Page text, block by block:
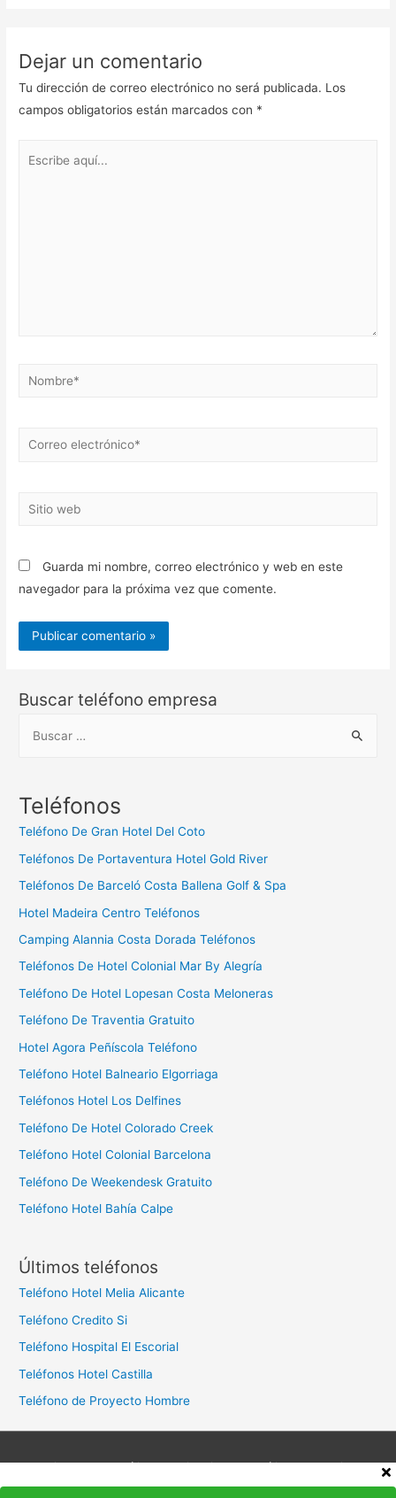
Dejar un comentario
Tu dirección de correo electrónico no será publicada. Los
campos obligatorios están marcados con *
Nombre*
Correo
Sitio
Guarda mi nombre, correo electrónico y web en este
navegador para la próxima vez que comente.
Buscar teléfono empresa
c
:
Teléfonos
Teléfono De Gran Hotel Del Coto
Teléfonos De Portaventura Hotel Gold River
Teléfonos De Barceló Costa Ballena Golf & Spa
Hotel Madeira Centro Teléfonos
Camping Alannia Costa Dorada Teléfonos
Teléfonos De Hotel Colonial Mar By Alegría
Teléfono De Hotel Lopesan Costa Meloneras
Teléfono De Traventia Gratuito
Hotel Agora Peñíscola Teléfono
Teléfono Hotel Balneario Elgorriaga
Teléfonos Hotel Los Delfines
Teléfono De Hotel Colorado Creek
Teléfono Hotel Colonial Barcelona
Teléfono De Weekendesk Gratuito
Teléfono Hotel Bahía Calpe
Últimos teléfonos
Teléfono Hotel Melia Alicante
Teléfono Credito Si
Teléfono Hospital El Escorial
Teléfonos Hotel Castilla
Teléfono de Proyecto Hombre
Aviso legal Política de privacidad
Política de cookies
Contacto